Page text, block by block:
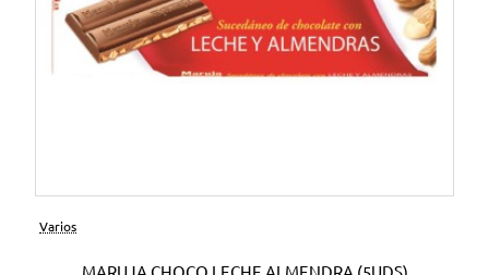
Varios
MARUJA CHOCO LECHE ALMENDRA (5UDS)